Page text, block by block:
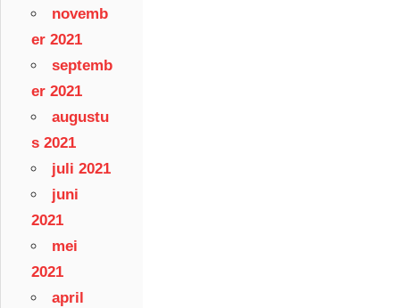
novemb
er 2021
septemb
er 2021
augustu
s 2021
juli 2021
juni
2021
mei
2021
april